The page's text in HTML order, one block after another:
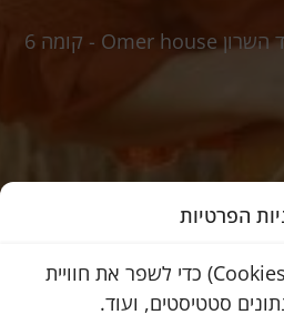
הפרטיות
אנו משתמשים בעוגיות (Cookies) כדי לשפר את חוויית
סטטיסטים, ועוד.
באתר